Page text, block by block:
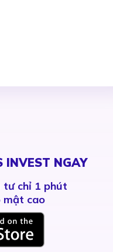
INVEST NGAY
tư chỉ 1 phút
mật cao